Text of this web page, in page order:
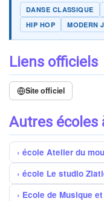
DANSE CLASSIQUE
HIP HOP
MODERN
Liens officiels
Site officiel
Autres écoles
école Atelier du
école Le studio
Ecole de Musique